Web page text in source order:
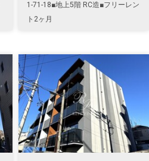
1-71-18■地上5階 RC造■フリーレン
ト2ヶ月